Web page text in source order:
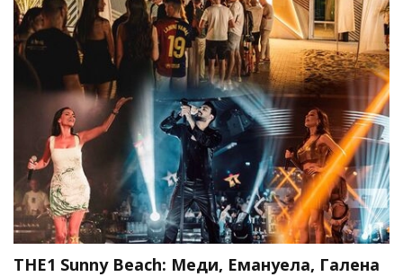
THE1 Sunny Beach: Меди, Емануела, Галена